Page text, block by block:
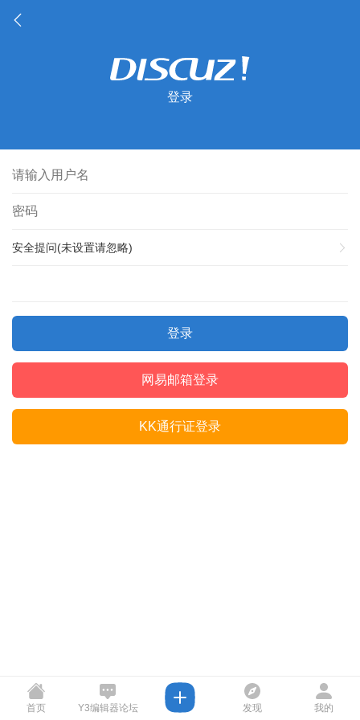
登录
安全提问(未设置请忽略)
登录
网易邮箱登录
KK通行证登录
首页 Y3编辑器论坛 发现 我的